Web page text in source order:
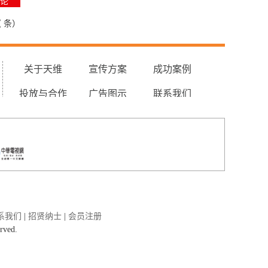
条）
关于天维 宣传方案 成功案例
投放与合作 广告图示 联系我们
我们 招贤纳士
会员注册